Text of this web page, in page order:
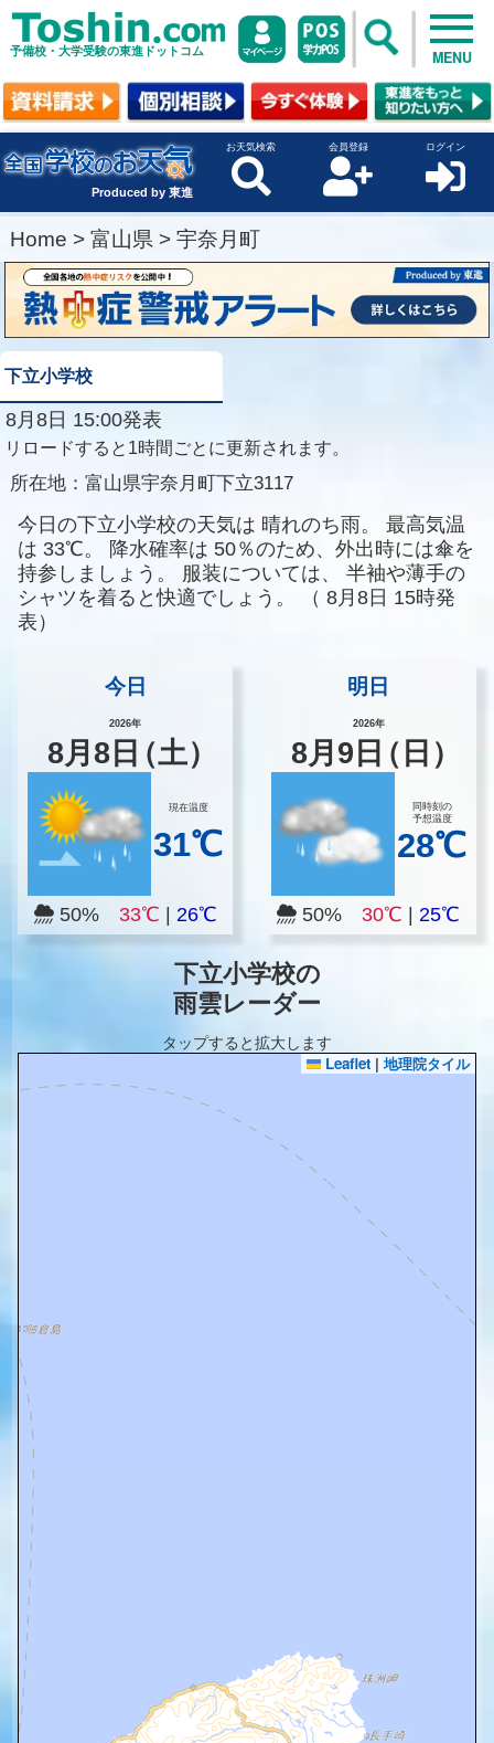
予備校・大学受験の東進ドットコム MENU
Produced by 東進
お天気検索 会員登録 ログイン
Home > 富山県 > 宇奈月町
下立小学校
8月8日 15:00発表
リロードすると1時間ごとに更新されます。
所在地： 富山県宇奈月町下立3117
今日の下立小学校の天気は 晴れのち雨。
最高気温
は 33℃。 降水確率は 50％のため、外出時には傘を
持参しましょう。
服装については、
半袖や薄手の
シャツを着ると快適でしょう。
（ 8月8日 15時発
表）
今日
2026年
8月8 日（土）
現在温度
31℃
50% 33℃ 26℃
明日
2026年
8月 9 日（日）
同時刻の
予想温度
28℃
50% 30℃ |25℃
下立小学校の
雨雲レーダー
タップすると拡大します
Leaflet | 地理院タイル